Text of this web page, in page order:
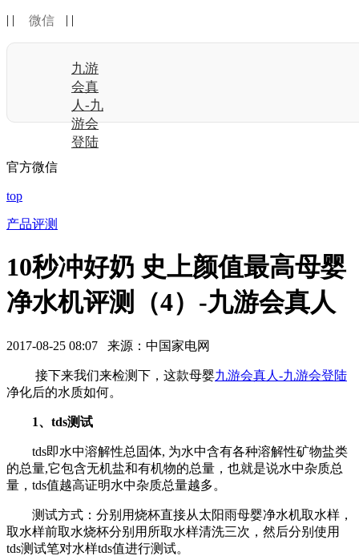
| | 微信 | |
九游
会真
人-九
游会
登陆
官方微信
top
产品评测
10秒冲好奶 史上颜值最高母婴
净水机评测（4）-九游会真人
2017-08-25 08:07 来源：中国家电网
接下来我们来检测下，这款母婴九游会真人-九游会登陆
净化后的水质如何。
1、tds测试
tds即水中溶解性总固体, 为水中含有各种溶解性矿物盐类
的总量,它包含无机盐和有机物的总量，也就是说水中杂质总
量，tds值越高证明水中杂质总量越多。
测试方式：分别用烧杯直接从太阳雨母婴净水机取水样，
取水样前取水烧杯分别用所取水样清洗三次，然后分别使用
tds测试笔对水样tds值进行测试。